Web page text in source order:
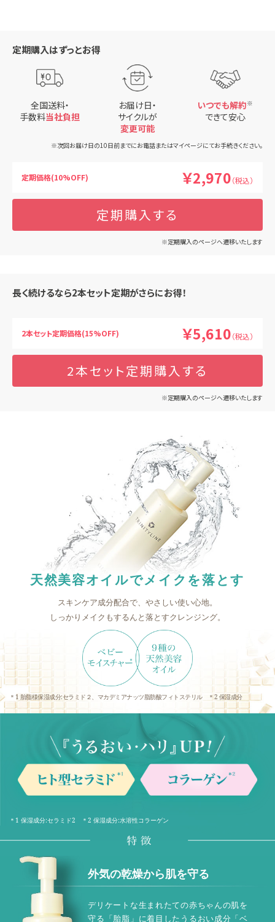
定期購入はずっとお得
全国送料・
手数料当社負担
お届け日・
サイクルが
変更可能
いつでも解約※
できて安心
※次回お届け日の10日前までにお電話またはマイページにてお手続きください。
定期価格(10%OFF) ￥2,970（税込）
定期購入する
※定期購入のページへ遷移いたします
長く続けるなら2本セット定期がさらにお得！
2本セット定期価格(15%OFF) ￥5,610（税込）
2本セット定期購入する
※定期購入のページへ遷移いたします
天然美容オイルでメイクを落とす
スキンケア成分配合で、やさしい使い心地。
しっかりメイクもするんと落とすクレンジング。
＊1 胎脂様保湿成分:セラミド２、マカデミアナッツ脂肪酸フィトステリル ＊2 保湿成分
＊1 保湿成分:セラミド2 ＊2 保湿成分:水溶性コラーゲン
外気の乾燥から肌を守る
デリケートな生まれたての赤ちゃんの肌を
守る「胎脂」に着目したうるおい成分「ベ